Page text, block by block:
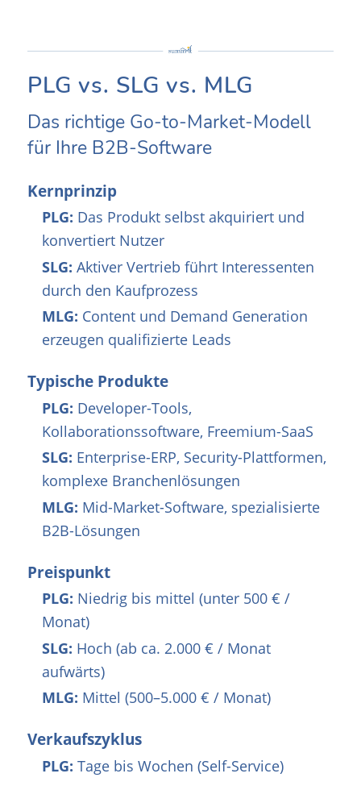
PLG vs. SLG vs. MLG
Das richtige Go-to-Market-Modell
für Ihre B2B-Software
Kernprinzip
PLG: Das Produkt selbst akquiriert und
konvertiert Nutzer
SLG: Aktiver Vertrieb führt Interessenten
durch den Kaufprozess
MLG: Content und Demand Generation
erzeugen qualifizierte Leads
Typische Produkte
PLG: Developer-Tools,
Kollaborationssoftware, Freemium-SaaS
SLG: Enterprise-ERP, Security-Plattformen,
komplexe Branchenlösungen
MLG: Mid-Market-Software, spezialisierte
B2B-Lösungen
Preispunkt
PLG: Niedrig bis mittel (unter 500 € /
Monat)
SLG: Hoch (ab ca. 2.000 € / Monat
aufwärts)
MLG: Mittel (500–5.000 € / Monat)
Verkaufszyklus
PLG: Tage bis Wochen (Self-Service)